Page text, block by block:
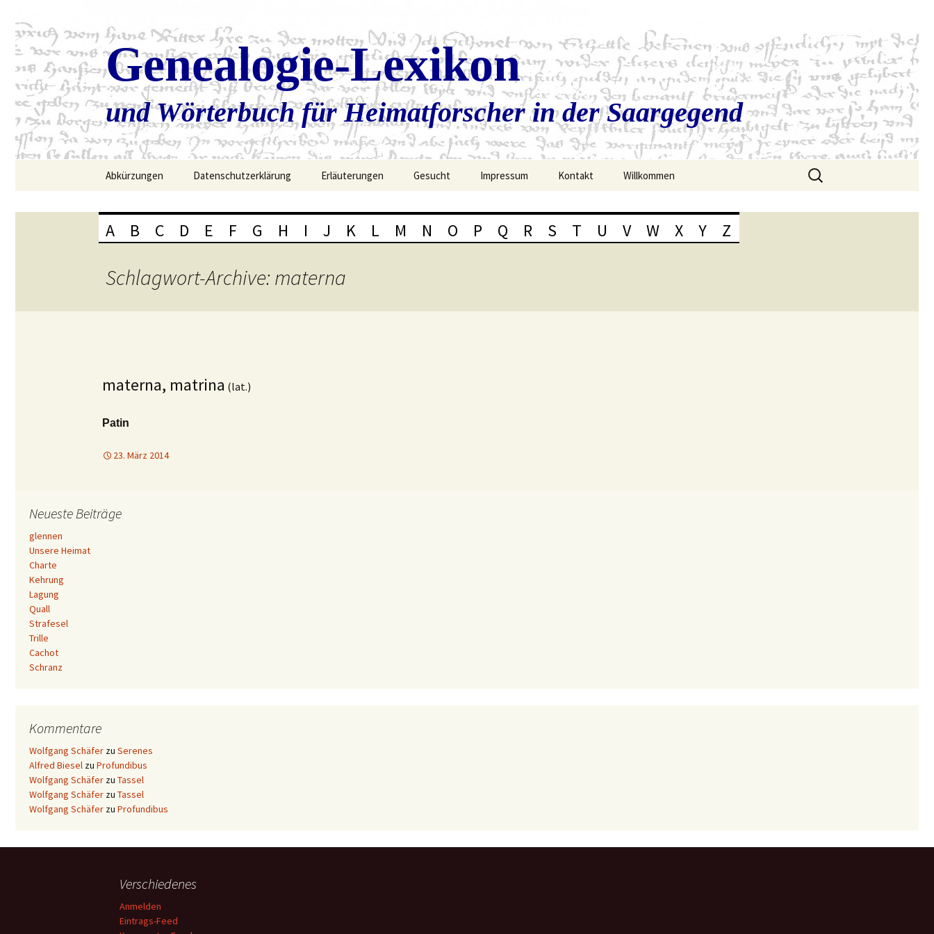
Genealogie-Lexikon
und Wörterbuch für Heimatforscher in der Saargegend
Abkürzungen Datenschutzerklärung Erläuterungen Gesucht Impressum Kontakt Willkommen
Suchen
nach:
A B C D E F G H I J K L M N O P Q R S T U V W X Y Z
Schlagwort-Archive: materna
materna, matrina (lat.)
Patin
23. März 2014
Neueste Beiträge
glennen
Unsere Heimat
Charte
Kehrung
Lagung
Quall
Strafesel
Trille
Cachot
Schranz
Kommentare
Wolfgang Schäfer zu Serenes
Alfred Biesel zu Profundibus
Wolfgang Schäfer zu Tassel
Wolfgang Schäfer zu Tassel
Wolfgang Schäfer zu Profundibus
Verschiedenes
Anmelden
Eintrags-Feed